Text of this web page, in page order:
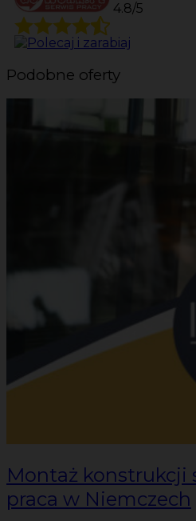
4.8/5
Podobne oferty
Montaż konstrukcji
praca w Niemczech